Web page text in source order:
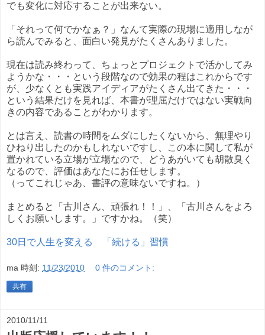
でも変化に対応することが出来ない。
「それって何でかなぁ？」なんて実際の現場に適用しなが
ら読んでみると、面白い発見がたくさんありました。
現在は読み終わって、ちょっとプロジェクトで活かしてみ
ようかな・・・という段階なので効果の程はこれからです
が、少なくとも実践アイディアがたくさん出てきた・・・
という結果だけを見れば、本書が理屈だけではない実戦向
きの内容であることがわかります。
とは言え、読書の時間をムダにしたくないから、無理やり
ひねり出したのかもしれないですし、この本に関して私が
置かれている立場が立場なので、どうあがいても胡散臭く
なるので、評価はあなたにお任せします。
（ってこれじゃあ、書評の意味ないですね。）
まとめると「古川さん、頑張れ！！」、「古川さんをよろ
しくお願いします。」ですかね。（笑）
30日で人生を変える 「続ける」習慣
ma 時刻: 11/23/2010 0 件のコメント:
共有
2010/11/11